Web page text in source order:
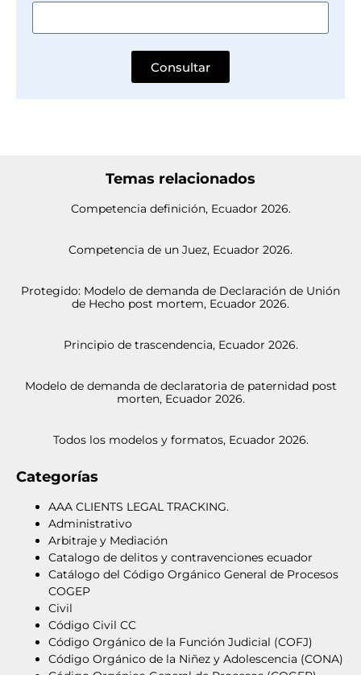
Consultar
Temas relacionados
Competencia definición, Ecuador 2026.
Competencia de un Juez, Ecuador 2026.
Protegido: Modelo de demanda de Declaración de Unión
de Hecho post mortem, Ecuador 2026.
Principio de trascendencia, Ecuador 2026.
Modelo de demanda de declaratoria de paternidad post
morten, Ecuador 2026.
Todos los modelos y formatos, Ecuador 2026.
Categorías
AAA CLIENTS LEGAL TRACKING.
Administrativo
Arbitraje y Mediación
Catalogo de delitos y contravenciones ecuador
Catálogo del Código Orgánico General de Procesos
COGEP
Civil
Código Civil CC
Código Orgánico de la Función Judicial (COFJ)
Código Orgánico de la Niñez y Adolescencia (CONA)